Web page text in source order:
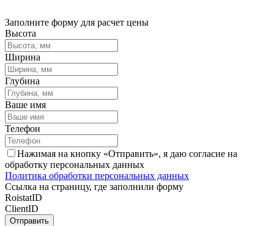
Заполните форму для расчет цены
Высота
Ширина
Глубина
Ваше имя
Телефон
Нажимая на кнопку «Отправить», я даю согласие на
обработку персональных данных
Политика обработки персональных данных
Ссылка на страницу, где заполнили форму
RoistatID
ClientID
Отправить